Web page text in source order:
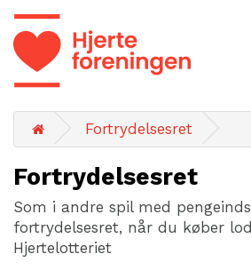
Fortrydelsesret
Fortrydelsesret
Som i andre spil med
fortrydelsesret, når du køber
Hjertelotteriet